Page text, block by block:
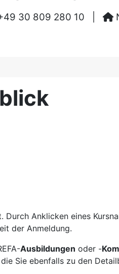
30 809 280 10
Anklicken eines
der Anmeldung.
Ausbildungen oder -
Sie ebenfalls zu den